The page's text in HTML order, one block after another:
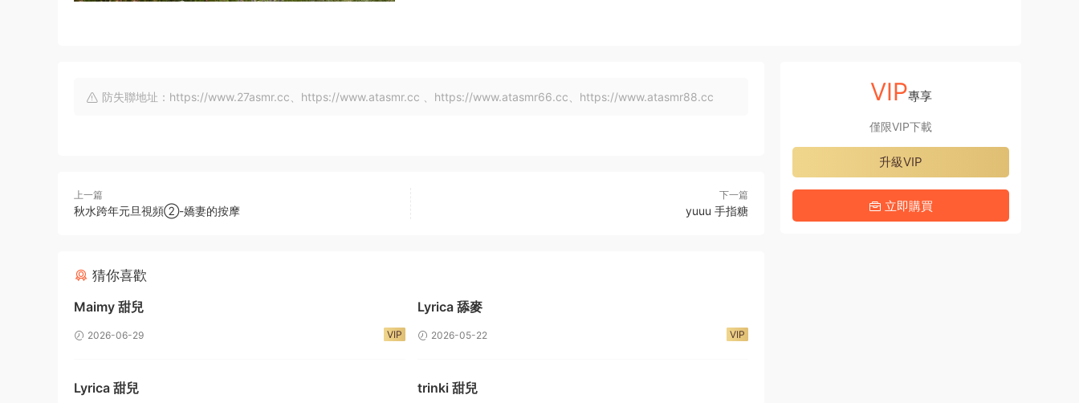
防失聯地址：https://www.27asmr.cc、https://www.atasmr.cc 、https://www.atasmr66.cc、https://www.atasmr88.cc
上一篇
秋水跨年元旦視頻②-嬌妻的按摩
下一篇
yuuu 手指糖
猜你喜歡
Maimy 甜兒
2026-06-29 VIP
Lyrica 舔麥
2026-05-22 VIP
Lyrica 甜兒 trinki 甜兒
VIP專享
僅限VIP下載
升級VIP
立即購買